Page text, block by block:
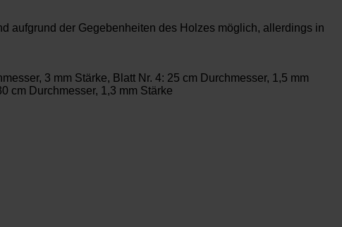
aufgrund der Gegebenheiten des Holzes möglich, allerdings in
3 mm Stärke, Blatt Nr. 4: 25 cm Durchmesser, 1,5 mm
cm Durchmesser, 1,3 mm Stärke